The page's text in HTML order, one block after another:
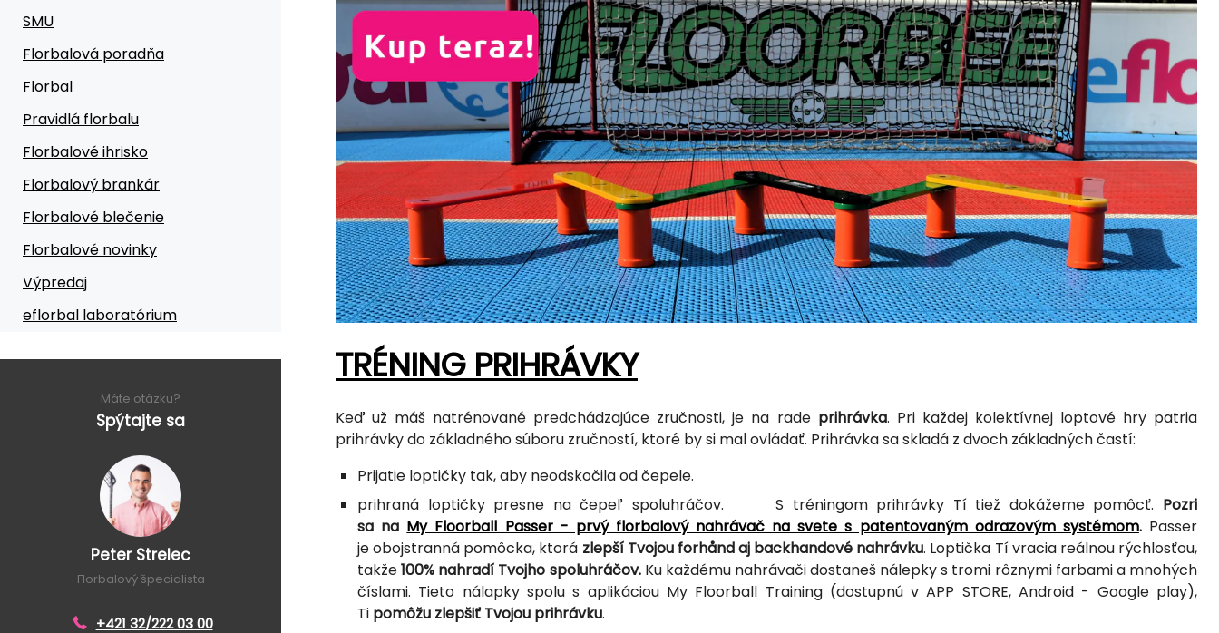
SMU
Florbalová poradňa
Florbal
Pravidlá florbalu
Florbalové ihrisko
Florbalový brankár
Florbalové blečenie
Florbalové novinky
Výpredaj
eflorbal laboratórium
Máte otázku?
Spýtajte sa
Peter Strelec
Florbalový špecialista
+421 32/222 03 00
TRÉNING PRIHRÁVKY
Keď už máš natrénované predchádzajúce zručnosti, je na rade prihrávka. Pri každej kolektívnej loptové hry patria
prihrávky do základného súboru zručností, ktoré by si mal ovládať. Prihrávka sa skladá z dvoch základných častí:
Prijatie loptičky tak, aby neodskočila od čepele.
prihraná loptičky presne na čepeľ spoluhráčov. S tréningom prihrávky Tí tiež dokážeme pomôcť. Pozri
sa na My Floorball Passer - prvý florbalový nahrávač na svete s patentovaným odrazovým systémom.Passer
je obojstranná pomôcka, ktorá zlepší Tvojou forhånd aj backhandové nahrávku. Loptička Tí vracia reálnou rýchlosťou,
takže100% nahradí Tvojho spoluhráčov.Ku každému nahrávači dostaneš nálepky s tromi rôznymi farbami a mnohých
číslami. Tieto nálapky spolu s aplikáciou My Floorball Training (dostupnú v APP STORE, Android - Google play),
Ti pomôžu zlepšiť Tvojou prihrávku.